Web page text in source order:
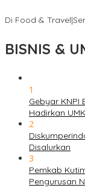
Di Food & Travel|
BISNIS &
1
Gebyar KNPI
Hadirkan
2
Disalurkan
3
Pemkab
Pengurusan